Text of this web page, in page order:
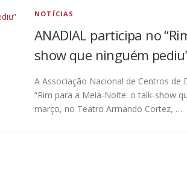
NOTÍCIAS
ANADIAL participa no
show que ninguém
A Associação Nacional de Centros de
“Rim para a Meia-Noite: o talk-show
março, no Teatro Armando Cortez, …